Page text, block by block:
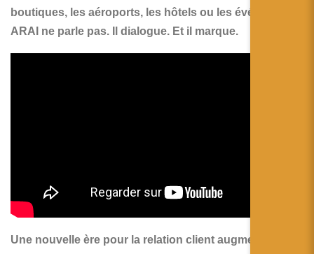
boutiques, les aéroports, les hôtels ou les événements,
ARAI ne parle pas. Il dialogue. Et il marque.
Une nouvelle ère pour la relation client augmentée